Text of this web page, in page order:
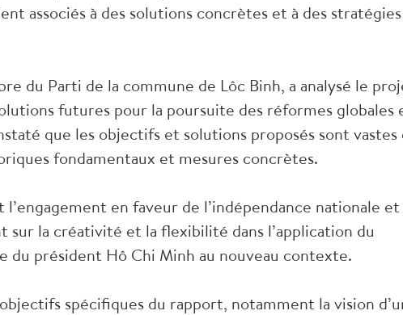
associés à des solutions concrètes et à des stratégies
du Parti de la commune de Lôc Binh, a analysé le
futures pour la poursuite des réformes globales
que les objectifs et solutions proposés sont vastes
fondamentaux et mesures concrètes.
en faveur de l’indépendance nationale et
sur la créativité et la flexibilité dans l’application du
du président Hô Chi Minh au nouveau contexte.
spécifiques du rapport, notamment la vision